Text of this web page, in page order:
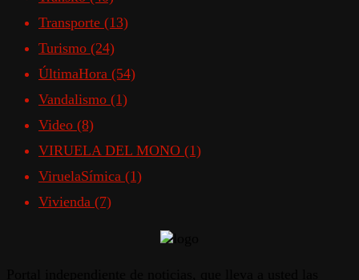
Transporte (13)
Turismo (24)
ÚltimaHora (54)
Vandalismo (1)
Video (8)
VIRUELA DEL MONO (1)
ViruelaSímica (1)
Vivienda (7)